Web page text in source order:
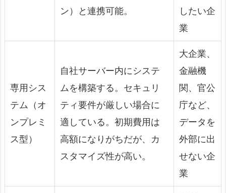
ン）と連携可能。
したい企
業
専用シス
テム（オ
ンプレミ
ス型）
自社サーバー内にシステ
ムを構築する。セキュリ
ティ要件が厳しい場合に
適している。初期費用は
高額になりがちだが、カ
スタマイズ性が高い。
大企業、
金融機
関、官公
庁など、
データを
外部に出
せない企
業